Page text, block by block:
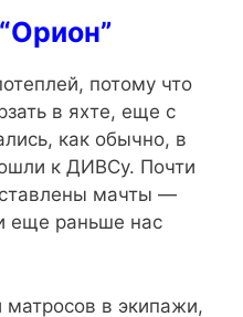
потому что
в яхте, еще с
как обычно, в
к ДИВСу. Почти
мачты —
еще раньше нас
в экипажи,